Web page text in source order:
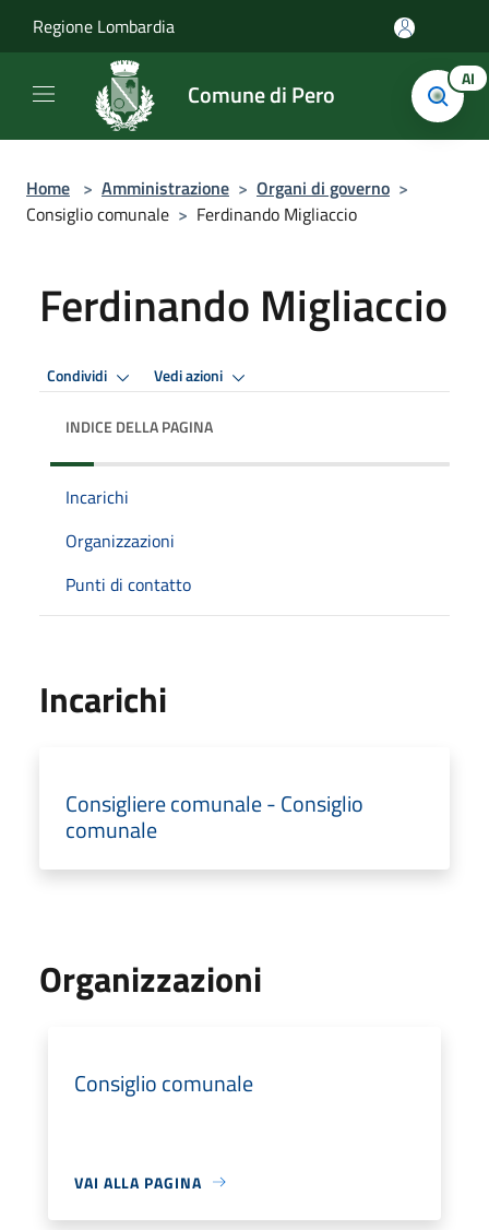
Regione Lombardia
Comune di Pero AI
Home > Amministrazione > Organi di governo >
Consiglio comunale > Ferdinando Migliaccio
Ferdinando Migliaccio
Condividi Vedi azioni
INDICE DELLA PAGINA
Incarichi
Organizzazioni
Punti di contatto
Incarichi
Consigliere comunale - Consiglio
comunale
Organizzazioni
Consiglio comunale
VAI ALLA PAGINA